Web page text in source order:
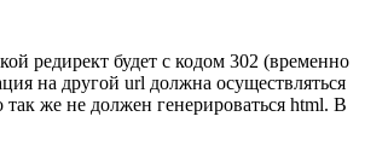
редирект будет с кодом 302 (временно
на другой url должна осуществляться
так же не должен генерироваться html. В